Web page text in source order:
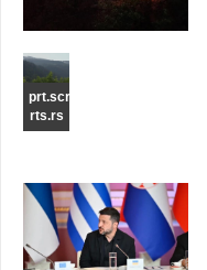
prt.scr
rts.rs